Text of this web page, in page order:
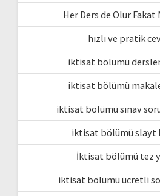
Her Ders de Olur Fakat
hızlı ve pratik
iktisat bölümü
iktisat bölümü
iktisat bölümü sınav
iktisat bölümü slayt
İktisat bölümü tez
iktisat bölümü ücretli